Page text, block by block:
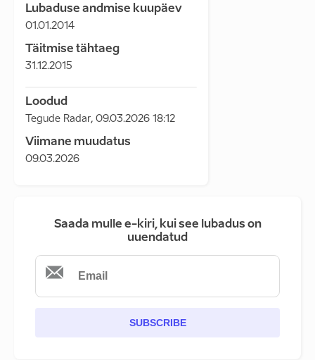
Lubaduse andmise kuupäev
01.01.2014
Täitmise tähtaeg
31.12.2015
Loodud
Tegude Radar, 09.03.2026 18:12
Viimane muudatus
09.03.2026
Saada mulle e-kiri, kui see lubadus on
uuendatud
SUBSCRIBE